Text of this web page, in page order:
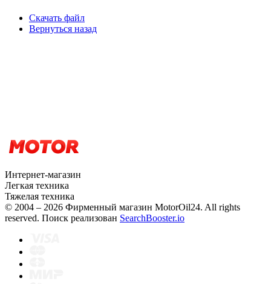
Скачать файл
Вернуться назад
Интернет-магазин
Легкая техника
Тяжелая техника
© 2004 – 2026 Фирменный магазин MotorOil24. All rights
reserved. Поиск реализован SearchBooster.io